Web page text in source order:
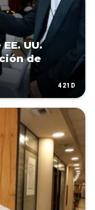
UU.
de
421D